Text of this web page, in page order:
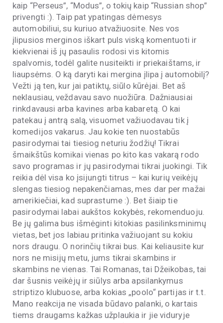
kaip “Perseus”, “Modus”, o tokių kaip “Russian shop”
privengti :). Taip pat ypatingas dėmesys
automobiliui, su kuriuo atvažiuosite. Nes vos
įlipusios merginos iškart puls viską komentuoti ir
kiekvienai iš jų pasaulis rodosi vis kitomis
spalvomis, todėl galite nusiteikti ir priekaištams, ir
liaupsėms. O ką daryti kai mergina įlipa į automobilį?
Vežti ją ten, kur jai patiktų, siūlo kūrėjai. Bet aš
neklausiau, veždavau savo nuožiūra. Dažniausiai
rinkdavausi arba kavines arba kabaretą. O kai
patekau į antrą salą, visuomet važiuodavau tik į
komedijos vakarus. Jau kokie ten nuostabūs
pasirodymai tai tiesiog neturiu žodžių! Tikrai
šmaikštūs komikai vienas po kito kas vakarą rodo
savo programas ir jų pasirodymai tikrai juokingi. Tik
reikia dėl visa ko įsijungti titrus – kai kurių veikėjų
slengas tiesiog nepakenčiamas, mes dar per mažai
amerikiečiai, kad suprastume :). Bet šiaip tie
pasirodymai labai aukštos kokybės, rekomenduoju.
Be jų galima bus išmėginti kitokias pasilinksminimų
vietas, bet jos labiau pritinka važiuojant su kokiu
nors draugu. O norinčių tikrai bus. Kai keliausite kur
nors ne misijų metu, jums tikrai skambins ir
skambins ne vienas. Tai Romanas, tai Džeikobas, tai
dar šusnis veikėjų ir siūlys arba apsilankymus
striptizo klubuose, arba kokias „poolo“ partijas ir t.t.
Mano reakcija ne visada būdavo palanki, o kartais
tiems draugams kažkas užplaukia ir jie viduryje